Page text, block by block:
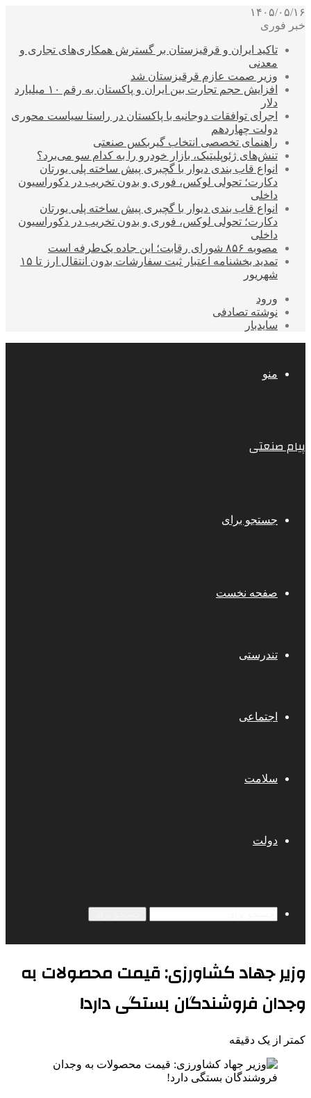
۱۴۰۵/۰۵/۱۶
خبر فوری
تاکید ایران و قرقیزستان بر گسترش همکاری‌های تجاری و
معدنی
وزیر صمت عازم قرقیزستان شد
افزایش حجم تجارت بین ایران و پاکستان به رقم ۱۰ میلیارد
دلار
اجرای توافقات دوجانبه با پاکستان در راستا سیاست محوری
دولت چهاردهم
راهنمای تخصصی انتخاب گیربکس صنعتی
تنش‌های ژئوپلیتیک، بازار خودرو را به کدام سو می‌برد؟
انواع قاب بندی دیوار با گچبری پیش ساخته پلی یورتان
دکارت؛ تحولی لوکس، فوری و بدون تخریب در دکوراسیون
داخلی
انواع قاب بندی دیوار با گچبری پیش ساخته پلی یورتان
دکارت؛ تحولی لوکس، فوری و بدون تخریب در دکوراسیون
داخلی
مصوبه ۸۵۶ شورای رقابت؛ این جاده یک‌طرفه است
تمدید بخشنامه اعتبار ثبت سفارشات بدون انتقال ارز تا ۱۵
شهریور
ورود
نوشته تصادفی
سایدبار
منو
پیام صنعتی
جستجو برای
صفحه نخست
تندرستی
اجتماعی
سلامت
دولت
وزیر جهاد کشاورزی: قیمت محصولات به
وجدان فروشندگان بستگی دارد!
کمتر از یک دقیقه